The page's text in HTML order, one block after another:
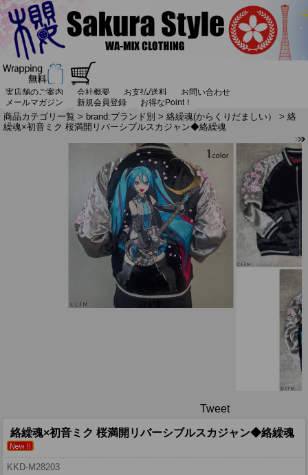
実店舗のご案内 会社概要 お支払/送料
お問い合わせ
メールマガジン
新規会員登録 お得なPoint！
商品カテゴリ一覧 > brand:ブランド別 > 絡繰魂(からくりだましい）
> 絡
繰魂×初音ミク 桜満開リバーシブルスカジャン◆絡繰魂
Tweet
絡繰魂×初音ミク 桜満開リバーシブルスカジャン◆絡繰魂
KKD-M28203